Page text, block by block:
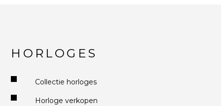
HORLOGES
Collectie horloges
Horloge verkopen